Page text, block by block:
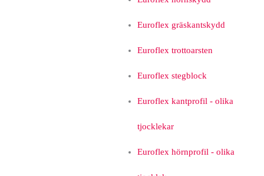
Euroflex gräskantskydd
Euroflex trottoarsten
Euroflex stegblock
Euroflex kantprofil - olika
tjocklekar
Euroflex hörnprofil - olika